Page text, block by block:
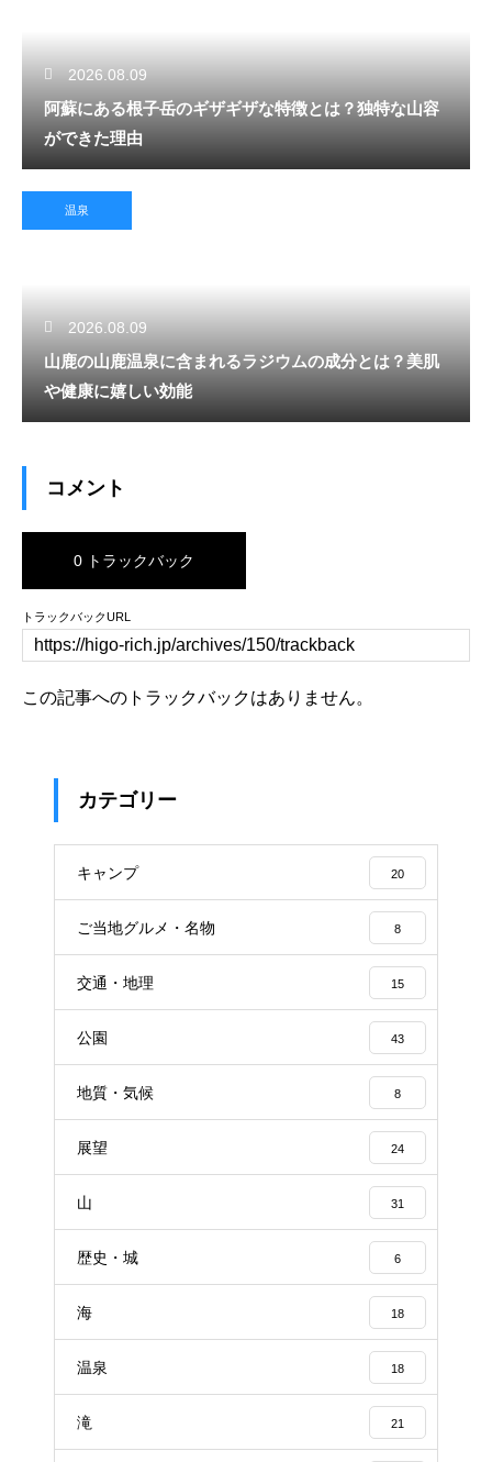
2026.08.09
阿蘇にある根子岳のギザギザな特徴とは？独特な山容
ができた理由
温泉
2026.08.09
山鹿の山鹿温泉に含まれるラジウムの成分とは？美肌
や健康に嬉しい効能
コメント
0 トラックバック
トラックバックURL
この記事へのトラックバックはありません。
カテゴリー
キャンプ 20
ご当地グルメ・名物 8
交通・地理 15
公園 43
地質・気候 8
展望 24
山 31
歴史・城 6
海 18
温泉 18
滝 21